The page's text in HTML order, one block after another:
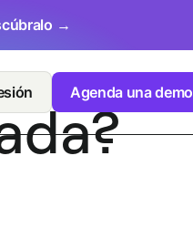
→
Agenda una demo